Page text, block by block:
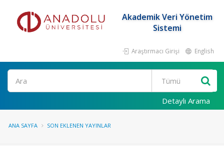
Akademik Veri Yönetim
Sistemi
Araştırmacı Girişi English
Ara
Detaylı Arama
ANA SAYFA SON EKLENEN YAYINLAR